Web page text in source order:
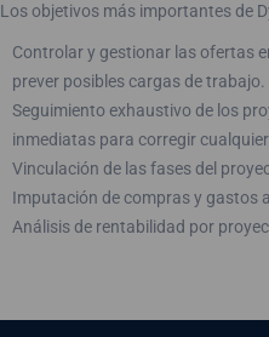
Los objetivos más importantes de
Controlar y gestionar las ofertas
prever posibles cargas de trabajo.
Seguimiento exhaustivo de los
inmediatas para corregir
Vinculación de las fases del
Imputación de compras y gastos
Análisis de rentabilidad por